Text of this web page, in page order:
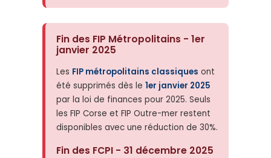
Fin des FIP Métropolitains - 1er
janvier 2025
Les FIP métropolitains classiques ont
été supprimés dès le 1er janvier 2025
par la loi de finances pour 2025. Seuls
les FIP Corse et FIP Outre-mer restent
disponibles avec une réduction de 30%.
Fin des FCPI - 31 décembre 2025